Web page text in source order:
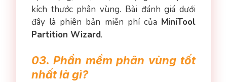
kích thước phân vùng. Bài đánh giá dưới
đây là phiên bản miễn phí của MiniTool
Partition Wizard.
03. Phần mềm phân vùng tốt
nhất là gì?